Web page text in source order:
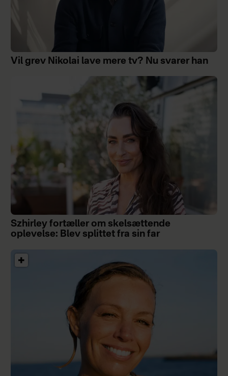
Vil grev Nikolai lave mere tv? Nu svarer han
Szhirley fortæller om skelsættende
oplevelse: Blev splittet fra sin far